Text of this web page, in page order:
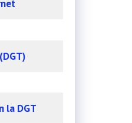
la DGT